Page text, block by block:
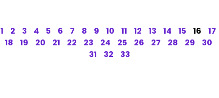
1 2 3 4 5 6 7 8 9 10 11 12 13 14 15 16
17
18
19 20 21 22 23 24 25 26 27 28 29
30
31
32 33